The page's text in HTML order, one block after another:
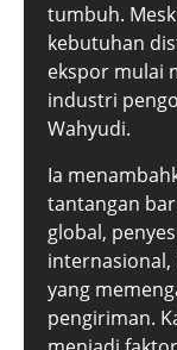
tumbuh.
kebutuhan
ekspor mulai
industri
Wahyudi.
Ia
tantangan
global,
internasional,
yang
pengiriman.